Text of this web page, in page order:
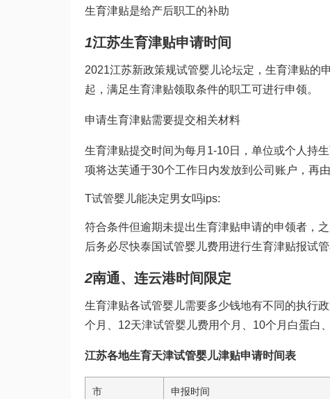
生育津贴是给产后职工的补助
1江苏生育津贴申请时间
2021江苏新政策规试管婴儿论坛定，生育津贴的
起，满足生育津贴领取条件的职工可进行申领。
申请生育津贴需要提交相关材料
生育津贴提交时间为每月1-10日，单位或个人持
项将达芙通于30个工作日内发放到公司账户，再
T试管婴儿能决定男女吗ips:
符合条件但逾期未提出生育津贴申请的申领者，
后务必尽快泰国试管婴儿费用进行生育津贴报试
2南通、连云港时间限定
生育津贴各试管婴儿需要多少钱地有不同的执行
个月、12天津试管婴儿费用个月、10个月 白蛋白
江苏各地生育天津试管婴儿津贴申请时间表
市 申报时间